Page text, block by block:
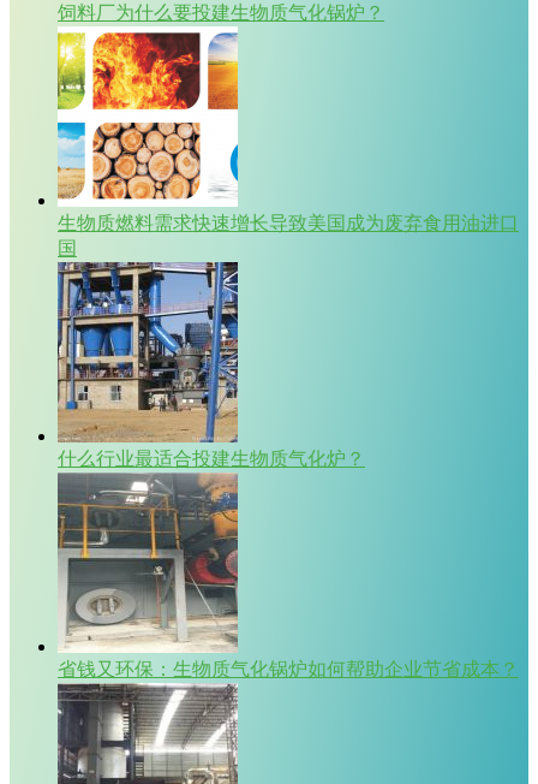
饲料厂为什么要投建生物质气化锅炉？
生物质燃料需求快速增长导致美国成为废弃食用油进口
国
什么行业最适合投建生物质气化炉？
省钱又环保：生物质气化锅炉如何帮助企业节省成本？